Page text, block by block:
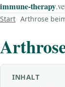
immune‑therapy
Start Arthrose
INHALT